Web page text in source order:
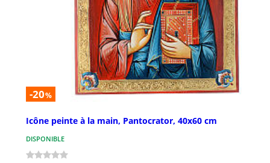
-20%
Icône peinte à la main, Pantocrator, 40x60 cm
DISPONIBLE